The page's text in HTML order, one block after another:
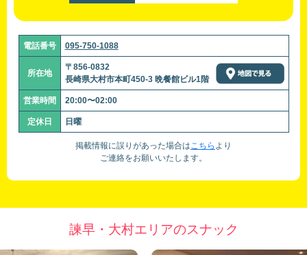
電話番号 095-750-1088
所在地
〒856-0832
長崎県大村市本町450-3 晩餐館ビル1階
営業時間 20:00〜02:00
定休日 日曜
掲載情報に誤りがあった場合はこちら より
ご連絡をお願いいたします。
諫早・大村エリアのスナック